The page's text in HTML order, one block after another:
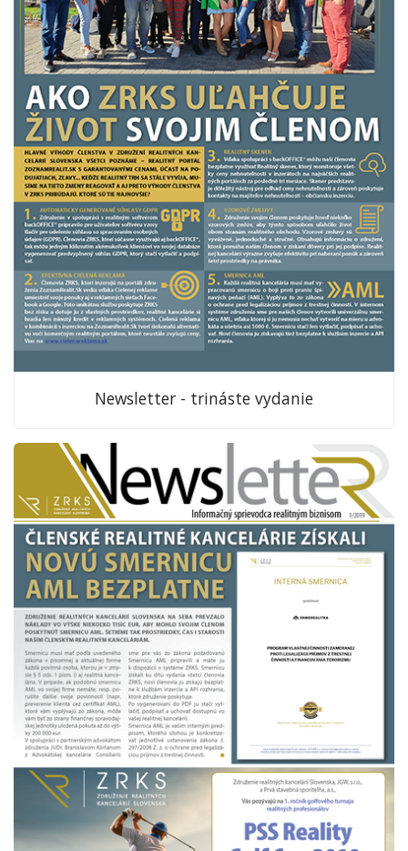
Newsletter - trináste vydanie